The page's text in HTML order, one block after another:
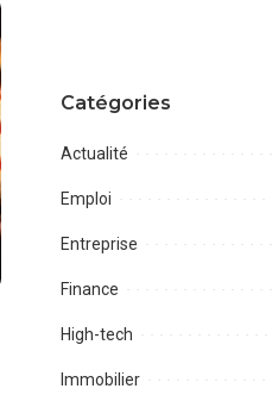
Catégories
Actualité
Emploi
Entreprise
Finance
High-tech
Immobilier